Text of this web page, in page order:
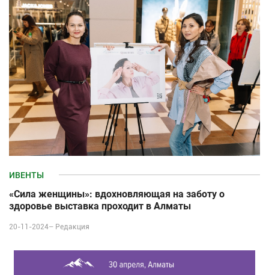
ИВЕНТЫ
«Сила женщины»: вдохновляющая на заботу о
здоровье выставка проходит в Алматы
20-11-2024– Редакция